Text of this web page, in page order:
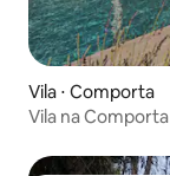
Vila ⋅ Comporta
Vila na Comporta